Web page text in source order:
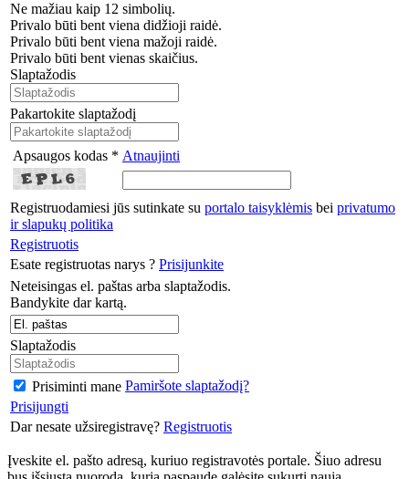
Ne mažiau kaip 12 simbolių.
Privalo būti bent viena didžioji raidė.
Privalo būti bent viena mažoji raidė.
Privalo būti bent vienas skaičius.
Slaptažodis
Pakartokite slaptažodį
Apsaugos kodas * Atnaujinti
Registruodamiesi jūs sutinkate su portalo taisyklėmis bei privatumo
ir slapukų politika
Registruotis
Esate registruotas narys ? Prisijunkite
Neteisingas el. paštas arba slaptažodis.
Bandykite dar kartą.
Slaptažodis
Prisiminti mane Pamiršote slaptažodį?
Prisijungti
Dar nesate užsiregistravę? Registruotis
Įveskite el. pašto adresą, kuriuo registravotės portale. Šiuo adresu